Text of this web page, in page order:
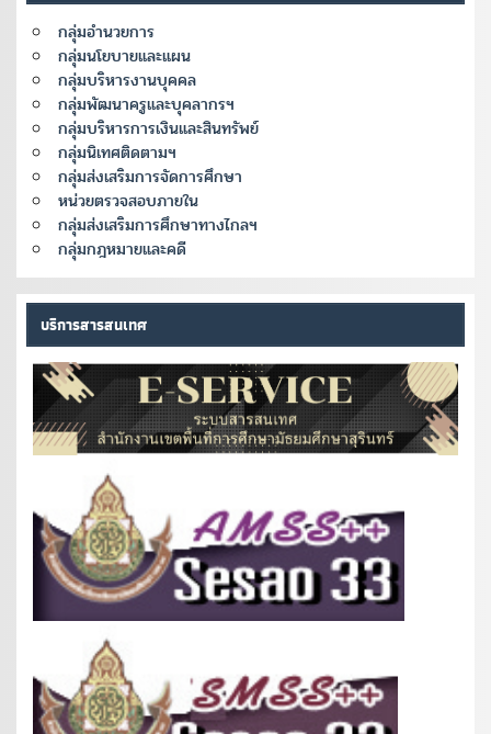
กลุ่มอำนวยการ
กลุ่มนโยบายและแผน
กลุ่มบริหารงานบุคคล
กลุ่มพัฒนาครูและบุคลากรฯ
กลุ่มบริหารการเงินและสินทรัพย์
กลุ่มนิเทศติดตามฯ
กลุ่มส่งเสริมการจัดการศึกษา
หน่วยตรวจสอบภายใน
กลุ่มส่งเสริมการศึกษาทางไกลฯ
กลุ่มกฎหมายและคดี
บริการสารสนเทศ